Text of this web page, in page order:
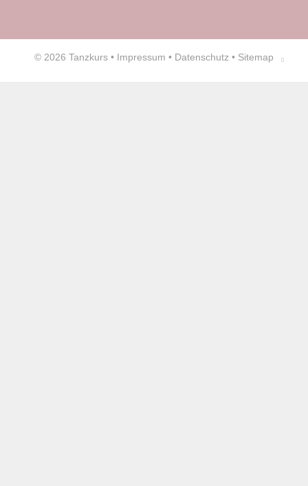
© 2026 Tanzkurs • Impressum • Datenschutz • Sitemap